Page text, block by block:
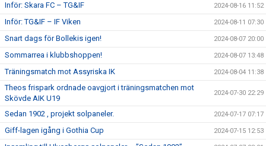
Inför: Skara FC – TG&IF 2024-08-16 11:52
Inför: TG&IF – IF Viken 2024-08-11 07:30
Snart dags för Bollekis igen! 2024-08-07 20:00
Sommarrea i klubbshoppen! 2024-08-07 13:48
Träningsmatch mot Assyriska IK 2024-08-04 11:38
Theos frispark ordnade oavgjort i träningsmatchen mot
Skövde AIK U19
2024-07-30 22:29
Sedan 1902 , projekt solpaneler. 2024-07-17 07:17
Giff-lagen igång i Gothia Cup 2024-07-15 12:53